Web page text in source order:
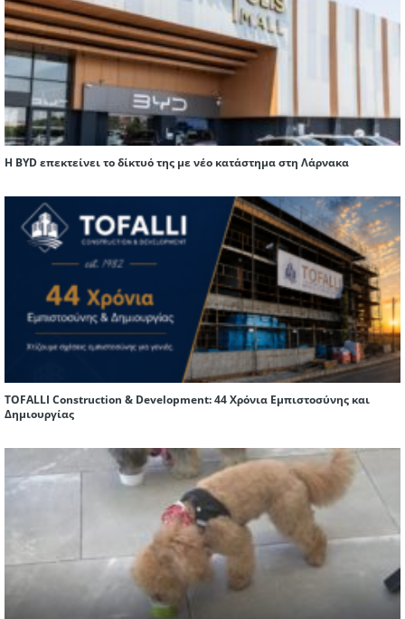
Η BYD επεκτείνει το δίκτυό της με νέο κατάστημα στη Λάρνακα
TOFALLI Construction & Development: 44 Χρόνια Εμπιστοσύνης και
Δημιουργίας